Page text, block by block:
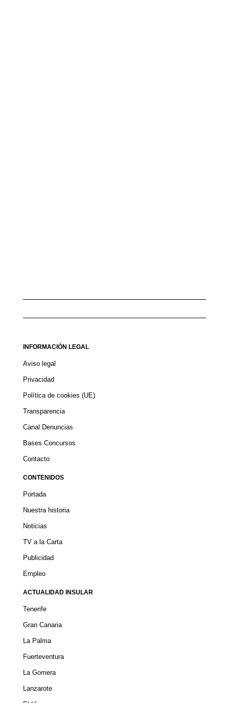
INFORMACIÓN LEGAL
Aviso legal
Privacidad
Política de cookies (UE)
Transparencia
Canal Denuncias
Bases Concursos
Contacto
CONTENIDOS
Portada
Nuestra historia
Noticias
TV a la Carta
Publicidad
Empleo
ACTUALIDAD INSULAR
Tenerife
Gran Canaria
La Palma
Fuerteventura
La Gomera
Lanzarote